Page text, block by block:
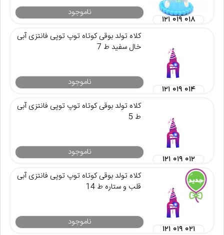
ناموجود
۱۲۱ ۰۱۹ ۰۱۸
کلاه تولد بوقی کوتاه توپ توپی فانتزی آبی
خال سفید ط 7
ناموجود
۱۲۱ ۰۱۹ ۰۱۴
کلاه تولد بوقی کوتاه توپ توپی فانتزی آبی
ط 5
ناموجود
۱۲۱ ۰۱۹ ۰۱۲
کلاه تولد بوقی کوتاه توپ توپی فانتزی آبی
قلب و ستاره ط 14
ناموجود
۱۲۱ ۰۱۹ ۰۲۱